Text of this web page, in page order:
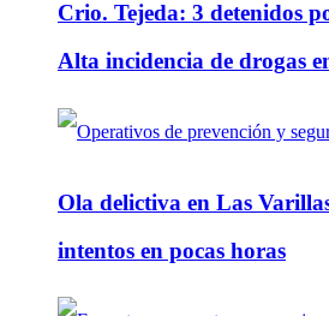
Crio. Tejeda: 3 detenidos
Alta incidencia de drogas
Ola delictiva en Las
intentos en pocas horas